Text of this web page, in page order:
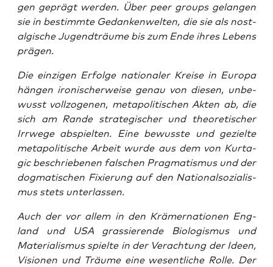
gen geprägt wer­den. Über peer groups gelan­gen
sie in bestimm­te Gedan­ken­wel­ten, die sie als nost­
al­gi­sche Jugend­träu­me bis zum Ende ihres Lebens
prägen.
Die ein­zi­gen Erfol­ge natio­na­ler Krei­se in Euro­pa
hän­gen iro­ni­scher­wei­se genau von die­sen, unbe­
wusst voll­zo­ge­nen, meta­po­li­ti­schen Akten ab, die
sich am Ran­de stra­te­gi­scher und theo­re­ti­scher
Irr­we­ge abspiel­ten. Eine bewuss­te und geziel­te
meta­po­li­ti­sche Arbeit wur­de aus dem von Kur­ta­
gic beschrie­be­nen fal­schen Prag­ma­tis­mus und der
dog­ma­ti­schen Fixie­rung auf den Natio­nal­so­zia­lis­
mus stets unterlassen.
Auch der vor allem in den Krä­mer­na­tio­nen Eng­
land und USA gras­sie­ren­de Bio­lo­gis­mus und
Mate­ria­lis­mus spiel­te in der Ver­ach­tung der Ideen,
Visio­nen und Träu­me eine wesent­li­che Rol­le. Der